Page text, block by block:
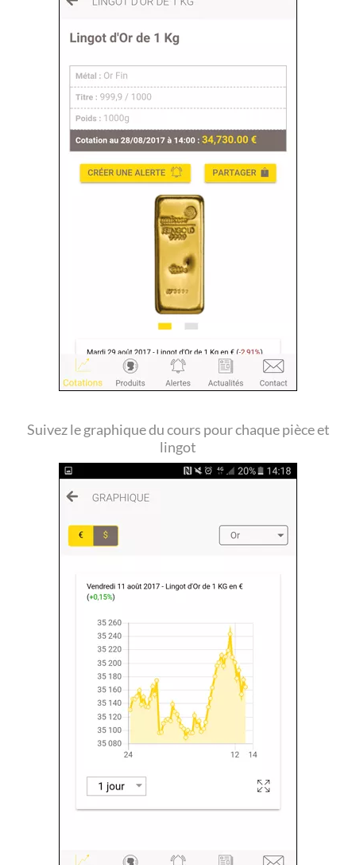
Suivez le graphique du cours pour chaque pièce et
lingot